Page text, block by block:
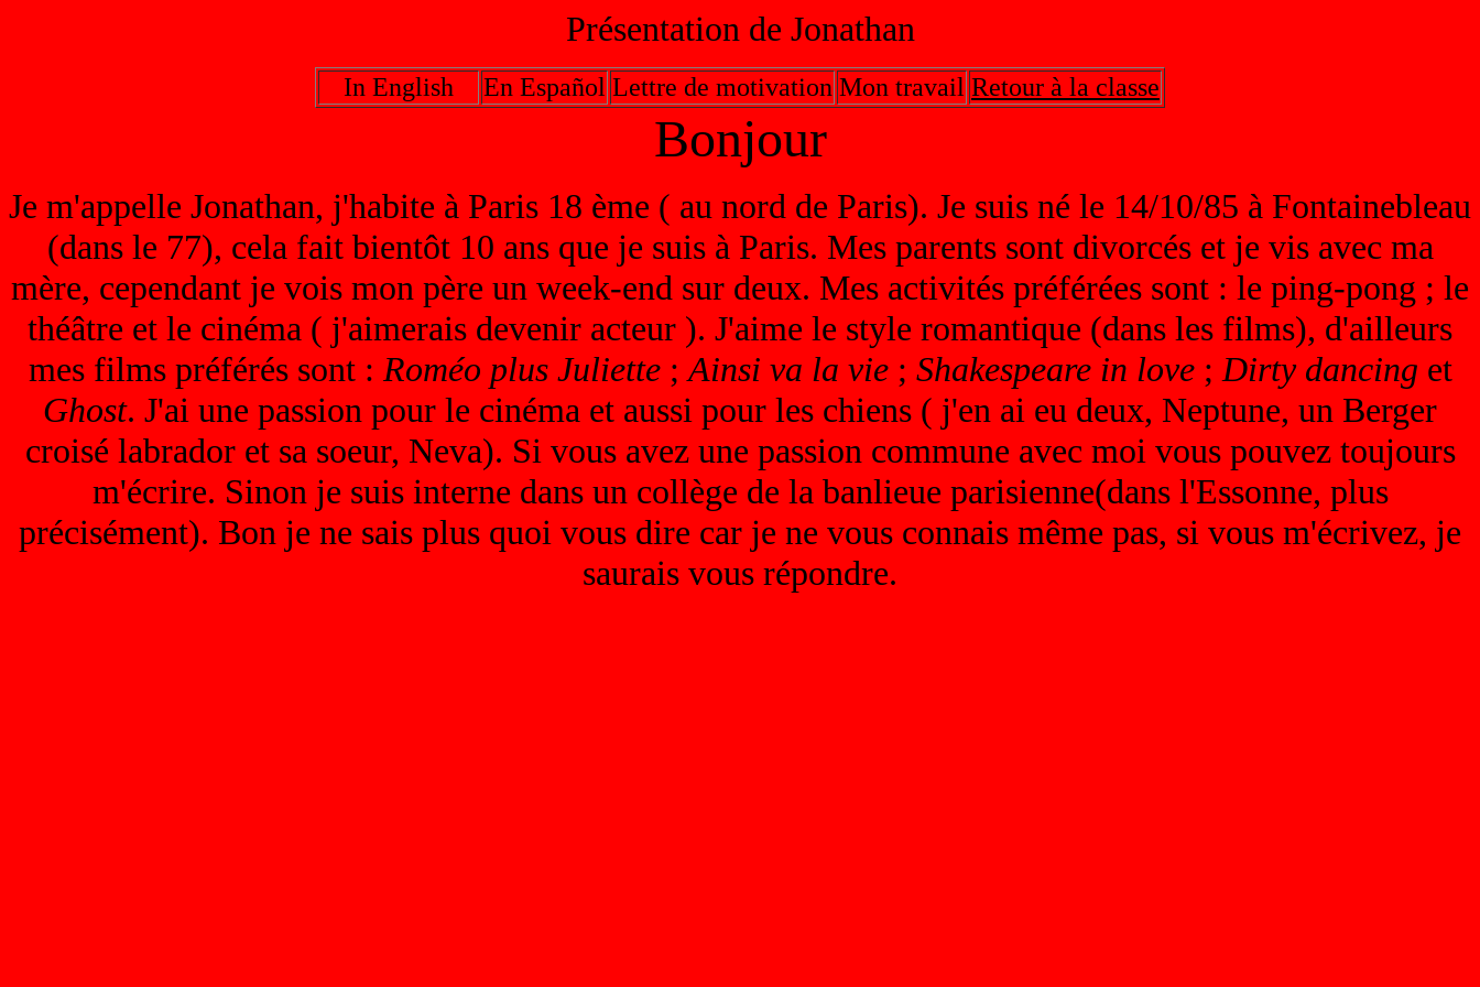
Présentation de Jonathan
In English En Español Lettre de motivation Mon travail Retour à la classe
Bonjour
Je m'appelle Jonathan, j'habite à Paris 18 ème ( au nord de Paris). Je suis né le 14/10/85 à Fontainebleau
(dans le 77), cela fait bientôt 10 ans que je suis à Paris. Mes parents sont divorcés et je vis avec ma
mère, cependant je vois mon père un week-end sur deux. Mes activités préférées sont : le ping-pong ; le
théâtre et le cinéma ( j'aimerais devenir acteur ). J'aime le style romantique (dans les films), d'ailleurs
mes films préférés sont : Roméo plus Juliette; Ainsi va la vie; Shakespeare in love; Dirty dancing et
Ghost. J'ai une passion pour le cinéma et aussi pour les chiens ( j'en ai eu deux, Neptune, un Berger
croisé labrador et sa soeur, Neva). Si vous avez une passion commune avec moi vous pouvez toujours
m'écrire. Sinon je suis interne dans un collège de la banlieue parisienne(dans l'Essonne, plus
précisément). Bon je ne sais plus quoi vous dire car je ne vous connais même pas, si vous m'écrivez, je
saurais vous répondre.